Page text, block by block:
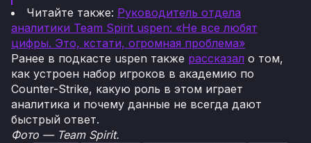
Читайте также: Руководитель отдела
аналитики Team Spirit uspen: «Не все любят
цифры. Это, кстати, огромная проблема»
Ранее в подкасте uspen также рассказал о том,
как устроен набор игроков в академию по
Counter-Strike, какую роль в этом играет
аналитика и почему данные не всегда дают
быстрый ответ.
Фото — Team Spirit.